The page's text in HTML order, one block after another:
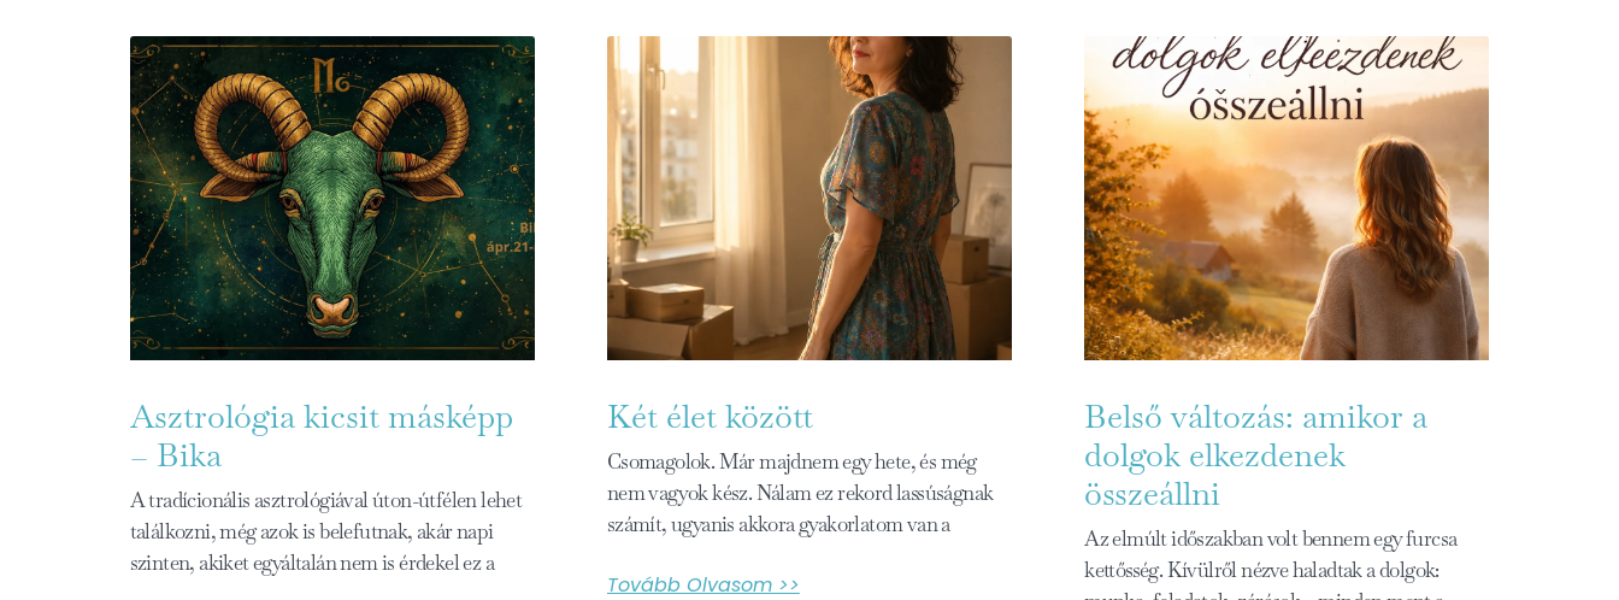
Asztrológia kicsit másképp
– Bika
A tradícionális asztrológiával úton-útfélen lehet
találkozni, még azok is belefutnak, akár napi
szinten, akiket egyáltalán nem is érdekel ez a
Két élet között
Csomagolok. Már majdnem egy hete, és még
nem vagyok kész. Nálam ez rekord lassúságnak
számít, ugyanis akkora gyakorlatom van a
Tovább Olvasom >>
Belső változás: amikor a
dolgok elkezdenek
összeállni
Az elmúlt időszakban volt bennem egy furcsa
kettősség. Kívülről nézve haladtak a dolgok: